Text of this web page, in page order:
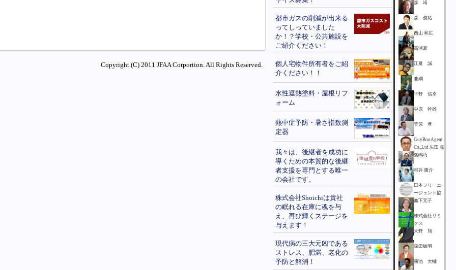
Copyright (C) 2011 JFAA Corportion. All Rights Reserved.
都市ガスの削減が出来る
ってしっていました
か！？学校・公共施設を
ご紹介ください！
個人宅物件所有者をご紹
介ください！！
水性遮熱塗料・屋根リフ
ォーム
熱中症予防・暑さ指数測
定器
我々は、後継者を成功に
導くための本質的な後継
者支援を専門とする唯一
の会社です。
株式会社Shoichiは貴社
の眠れる在庫に魂を与
え、再び輝くステージを
与えます！
現代病の三大元凶である
ストレス、肥満、老化の
予防と解消！
森 靖
森 俊祐
西山 和広
高浦豪
江夏 誠
兼綱
平野 信幸
中原 幹雄
菅原 孝
GuyBooAgent
Co.,Ltd.矢田 嘉
弘
矢嶋巧
村井 庸介
日本フリーエ
ージェント協
会
木下元子
株式会社リミ
クス
天野 翔
森田敏明
菊池 大輔